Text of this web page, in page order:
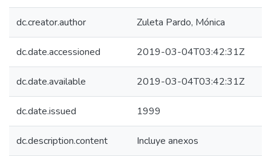
dc.creator.author Zuleta Pardo, Mónica
dc.date.accessioned 2019-03-04T03:42:31Z
dc.date.available 2019-03-04T03:42:31Z
dc.date.issued 1999
dc.description.content Incluye anexos